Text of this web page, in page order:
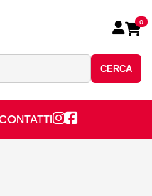
CERCA
0